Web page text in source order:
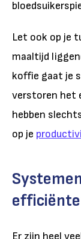
Let ook op je
maaltijd
koffie gaat je
verstoren het
hebben
op je
Er zijn heel